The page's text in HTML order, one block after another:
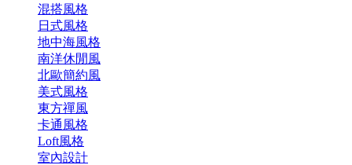
混搭風格
日式風格
地中海風格
南洋休閒風
北歐簡約風
美式風格
東方禪風
卡通風格
Loft風格
室內設計